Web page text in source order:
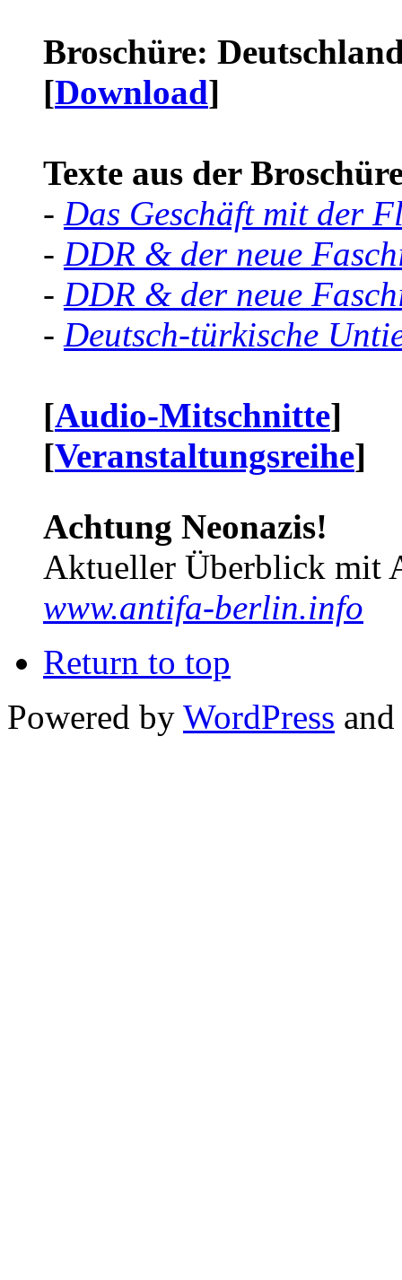
Broschüre:
[Download]
Texte aus der
- Das Geschäft mit der
- DDR & der neue
- DDR & der neue
- Deutsch-türkische
[Audio-Mitschnitte]
[Veranstaltungsreihe]
Achtung Neonazis!
Aktueller Überblick mit
www.antifa-berlin.info
Return to top
Powered by WordPress